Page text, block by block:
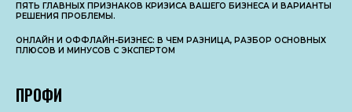
ПЯТЬ ГЛАВНЫХ ПРИЗНАКОВ КРИЗИСА ВАШЕГО БИЗНЕСА И ВАРИАНТЫ
РЕШЕНИЯ ПРОБЛЕМЫ.
ОНЛАЙН И ОФФЛАЙН-БИЗНЕС: В ЧЕМ РАЗНИЦА, РАЗБОР ОСНОВНЫX
ПЛЮСОВ И МИНУСОВ С ЭКСПЕРТОМ
ПРОФИ